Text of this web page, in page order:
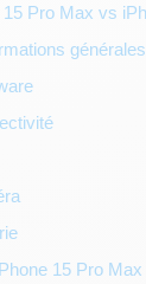
Pro Max vs
générales
15 Pro